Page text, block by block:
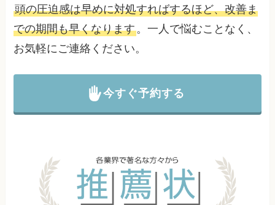
頭の圧迫感は早めに対処すればするほど、改善ま
での期間も早くなります。一人で悩むことなく、
お気軽にご連絡ください。
今すぐ予約する